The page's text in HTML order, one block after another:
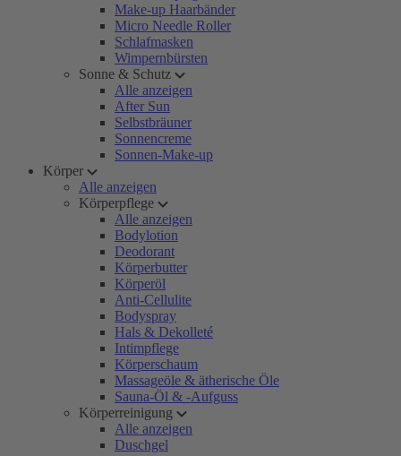
Make-up Haarbänder
Micro Needle Roller
Schlafmasken
Wimpernbürsten
Sonne & Schutz
Alle anzeigen
After Sun
Selbstbräuner
Sonnencreme
Sonnen-Make-up
Körper
Alle anzeigen
Körperpflege
Alle anzeigen
Bodylotion
Deodorant
Körperbutter
Körperöl
Anti-Cellulite
Bodyspray
Hals & Dekolleté
Intimpflege
Körperschaum
Massageöle & ätherische Öle
Sauna-Öl & -Aufguss
Körperreinigung
Alle anzeigen
Duschgel